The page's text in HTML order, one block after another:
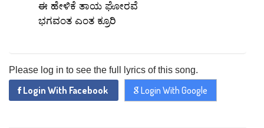
ಈ ಹೇಳಿಕೆ ತಾಯ ಘೋರವೆ
ಭಗವಂತ ಎಂತ ಕ್ರೂರಿ
Please log in to see the full lyrics of this song.
Login With Facebook Login With Google
x
ADD COMMENT
REGISTER